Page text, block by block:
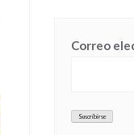
Correo